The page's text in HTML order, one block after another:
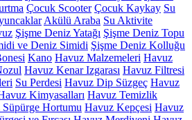
Çocuk Scooter Çocuk Kaykay Su
Akülü Araba Su Aktivite
Şişme Deniz Yatağı Şişme Deniz Topu
ve Deniz Simidi Şişme Deniz Kolluğu
Kano Havuz Malzemeleri Havuz
Havuz Kenar Izgarası Havuz Filtresi
Su Perdesi Havuz Dip Süzgeç Havuz
Kimyasalları Havuz Temizlik
Hortumu Havuz Kepçesi Havuz